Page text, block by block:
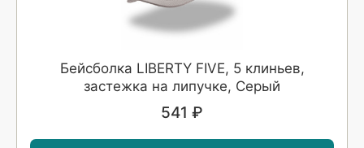
Бейсболка LIBERTY FIVE, 5 клиньев,
застежка на липучке, Серый
541 ₽